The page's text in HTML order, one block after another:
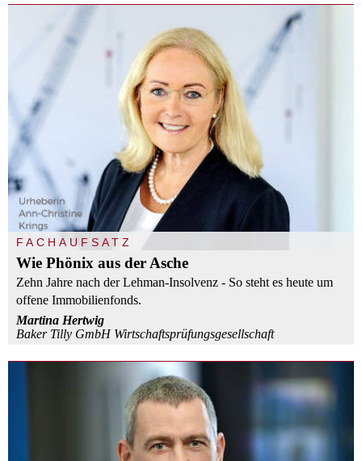
FACHAUFSATZ
Wie Phönix aus der Asche
Zehn Jahre nach der Lehman-Insolvenz - So steht es heute um
offene Immobilienfonds.
Martina Hertwig
Baker Tilly GmbH Wirtschaftsprüfungsgesellschaft